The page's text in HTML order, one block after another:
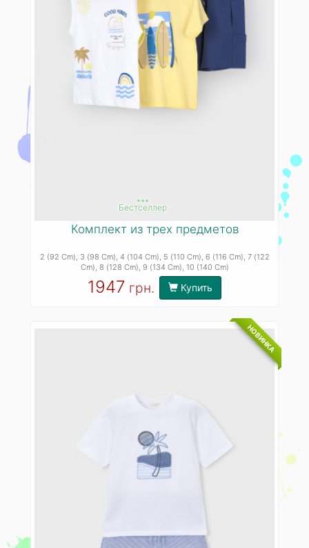
***
Бестселлер
Комплект из трех предметов
2 (92 Cm) , 3 (98 Cm) , 4 (104 Cm) , 5 (110 Cm) , 6 (116 Cm) , 7 (122
Cm) , 8 (128 Cm) , 9 (134 Cm) , 10 (140 Cm)
1947 грн. Купить
НОВИНКА